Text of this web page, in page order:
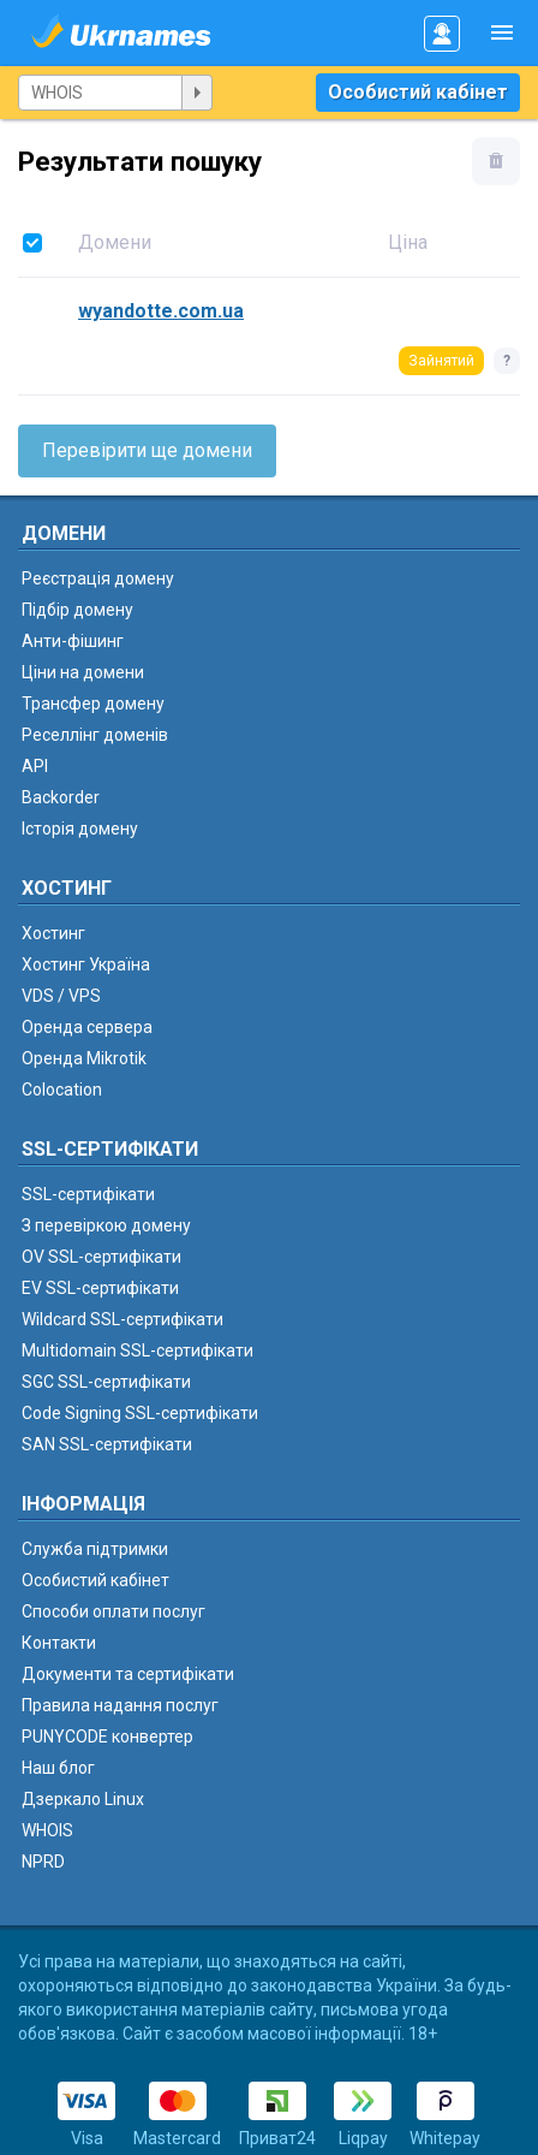
Особистий кабінет
Результати пошуку
Домени Ціна
wyandotte.com.ua
Зайнятий ?
Перевірити ще домени
ДОМЕНИ
Реєстрація домену
Підбір домену
Анти-фішинг
Ціни на домени
Трансфер домену
Реселлінг доменів
API
Backorder
Історія домену
ХОСТИНГ
Хостинг
Хостинг Україна
VDS / VPS
Оренда сервера
Оренда Mikrotik
Colocation
SSL-СЕРТИФІКАТИ
SSL-сертифікати
З перевіркою домену
OV SSL-сертифікати
EV SSL-сертифікати
Wildcard SSL-сертифікати
Multidomain SSL-сертифікати
SGC SSL-сертифікати
Code Signing SSL-сертифікати
SAN SSL-сертифікати
ІНФОРМАЦІЯ
Служба підтримки
Особистий кабінет
Способи оплати послуг
Контакти
Документи та сертифікати
Правила надання послуг
PUNYCODE конвертер
Наш блог
Дзеркало Linux
WHOIS
NPRD
Усі права на матеріали, що знаходяться на сайті,
охороняються відповідно до законодавства України. За будь-
якого використання матеріалів сайту, письмова угода
обов'язкова. Сайт є засобом масової інформації. 18+
Visa Mastercard Приват24 Liqpay Whitepay